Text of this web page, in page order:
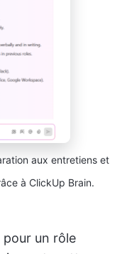
aux entretiens et
à ClickUp Brain.
pour un rôle